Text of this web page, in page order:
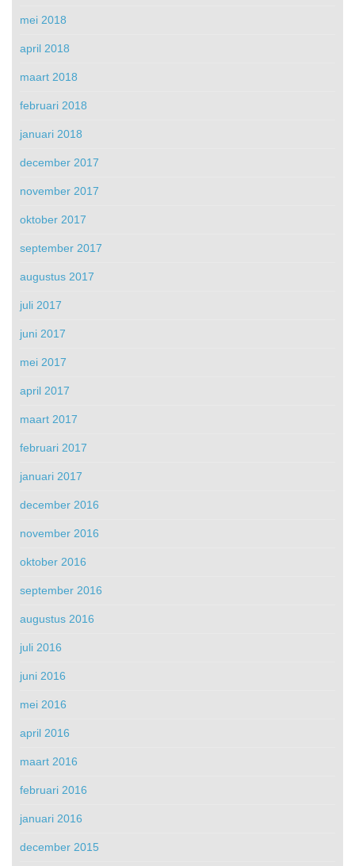
mei 2018
april 2018
maart 2018
februari 2018
januari 2018
december 2017
november 2017
oktober 2017
september 2017
augustus 2017
juli 2017
juni 2017
mei 2017
april 2017
maart 2017
februari 2017
januari 2017
december 2016
november 2016
oktober 2016
september 2016
augustus 2016
juli 2016
juni 2016
mei 2016
april 2016
maart 2016
februari 2016
januari 2016
december 2015